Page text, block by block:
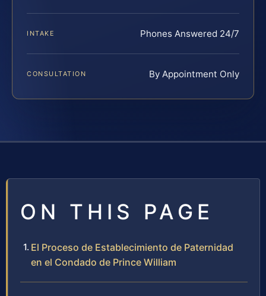
INTAKE Phones Answered 24/7
CONSULTATION By Appointment Only
ON THIS PAGE
El Proceso de Establecimiento de Paternidad
en el Condado de Prince William